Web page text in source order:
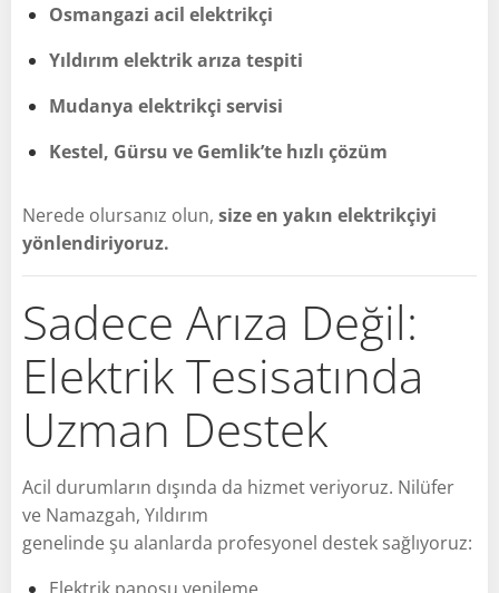
Osmangazi acil elektrikçi
Yıldırım elektrik arıza tespiti
Mudanya elektrikçi servisi
Kestel, Gürsu ve Gemlik’te hızlı çözüm
Nerede olursanız olun, size en yakın elektrikçiyi
yönlendiriyoruz.
Sadece Arıza Değil:
Elektrik Tesisatında
Uzman Destek
Acil durumların dışında da hizmet veriyoruz. Nilüfer
ve Namazgah, Yıldırım
genelinde şu alanlarda profesyonel destek sağlıyoruz: